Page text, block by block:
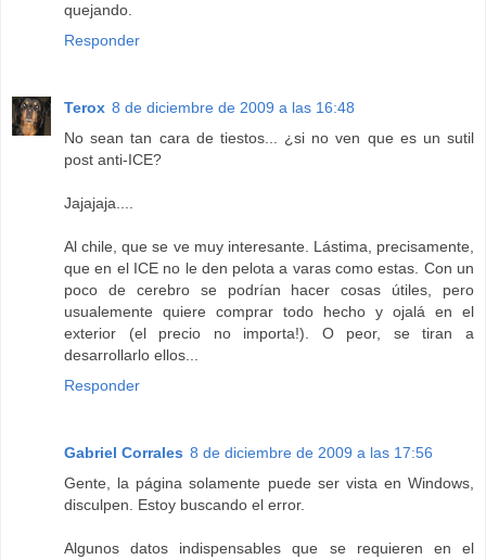
quejando.
Responder
Terox 8 de diciembre de 2009 a las 16:48
No sean tan cara de tiestos... ¿si no ven que es un sutil
post anti-ICE?
Jajajaja....
Al chile, que se ve muy interesante. Lástima, precisamente,
que en el ICE no le den pelota a varas como estas. Con un
poco de cerebro se podrían hacer cosas útiles, pero
usualemente quiere comprar todo hecho y ojalá en el
exterior (el precio no importa!). O peor, se tiran a
desarrollarlo ellos...
Responder
Gabriel Corrales 8 de diciembre de 2009 a las 17:56
Gente, la página solamente puede ser vista en Windows,
disculpen. Estoy buscando el error.
Algunos datos indispensables que se requieren en el